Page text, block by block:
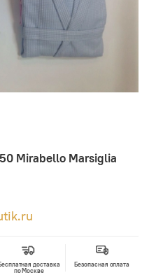
Mirabello Marsiglia
доставка
по Москве
Безопасная оплата